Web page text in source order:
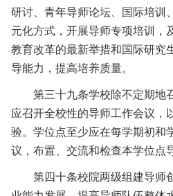
研讨、青年导师论坛、国际培训
元化方式，开展导师专项培训，
教育改革的最新举措和国际研究
导能力，提高培养质量。
第三十九条学校除不定期地
应召开全校性的导师工作会议，
验。学位点至少应在每学期初和
议，布置、交流和检查本学位点
第四十条校院两级组建导师